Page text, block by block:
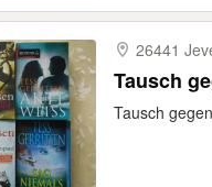
26441
Tausch
Tausch